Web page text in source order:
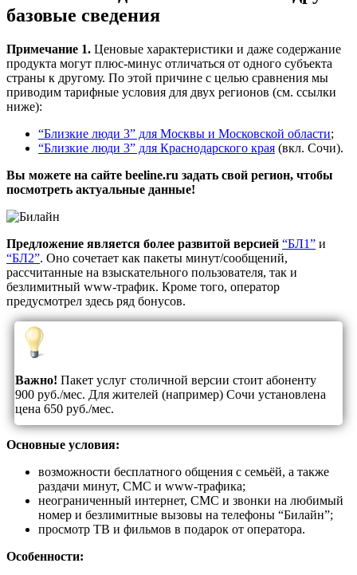
базовые сведения
Примечание 1. Ценовые характеристики и даже содержание
продукта могут плюс-минус отличаться от одного субъекта
страны к другому. По этой причине с целью сравнения мы
приводим тарифные условия для двух регионов (см. ссылки
ниже):
“Близкие люди 3” для Москвы и Московской области;
“Близкие люди 3” для Краснодарского края (вкл. Сочи).
Вы можете на сайте beeline.ru задать свой регион, чтобы
посмотреть актуальные данные!
Предложение является более развитой версией “БЛ1” и
“БЛ2”. Оно сочетает как пакеты минут/сообщений,
рассчитанные на взыскательного пользователя, так и
безлимитный www-трафик. Кроме того, оператор
предусмотрел здесь ряд бонусов.
Важно! Пакет услуг столичной версии стоит абоненту
900 руб./мес. Для жителей (например) Сочи установлена
цена 650 руб./мес.
Основные условия:
возможности бесплатного общения с семьёй, а также
раздачи минут, СМС и www-трафика;
неограниченный интернет, СМС и звонки на любимый
номер и безлимитные вызовы на телефоны “Билайн”;
просмотр ТВ и фильмов в подарок от оператора.
Особенности: